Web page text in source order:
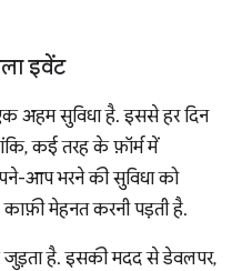
इवेंट
अहम सुविधा है. इससे हर दिन
कई तरह के फ़ॉर्म में
आप भरने की सुविधा को
मेहनत करनी पड़ती है.
है. इसकी मदद से डेवलपर,